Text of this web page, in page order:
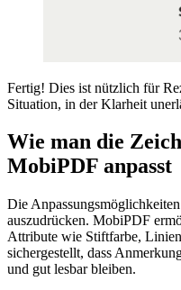
Fertig! Dies ist nützlich für
Situation, in der Klarheit
Wie man die
MobiPDF anpasst
Die
auszudrücken. MobiPDF
Attribute wie Stiftfarbe,
sichergestellt, dass
und gut lesbar bleiben.